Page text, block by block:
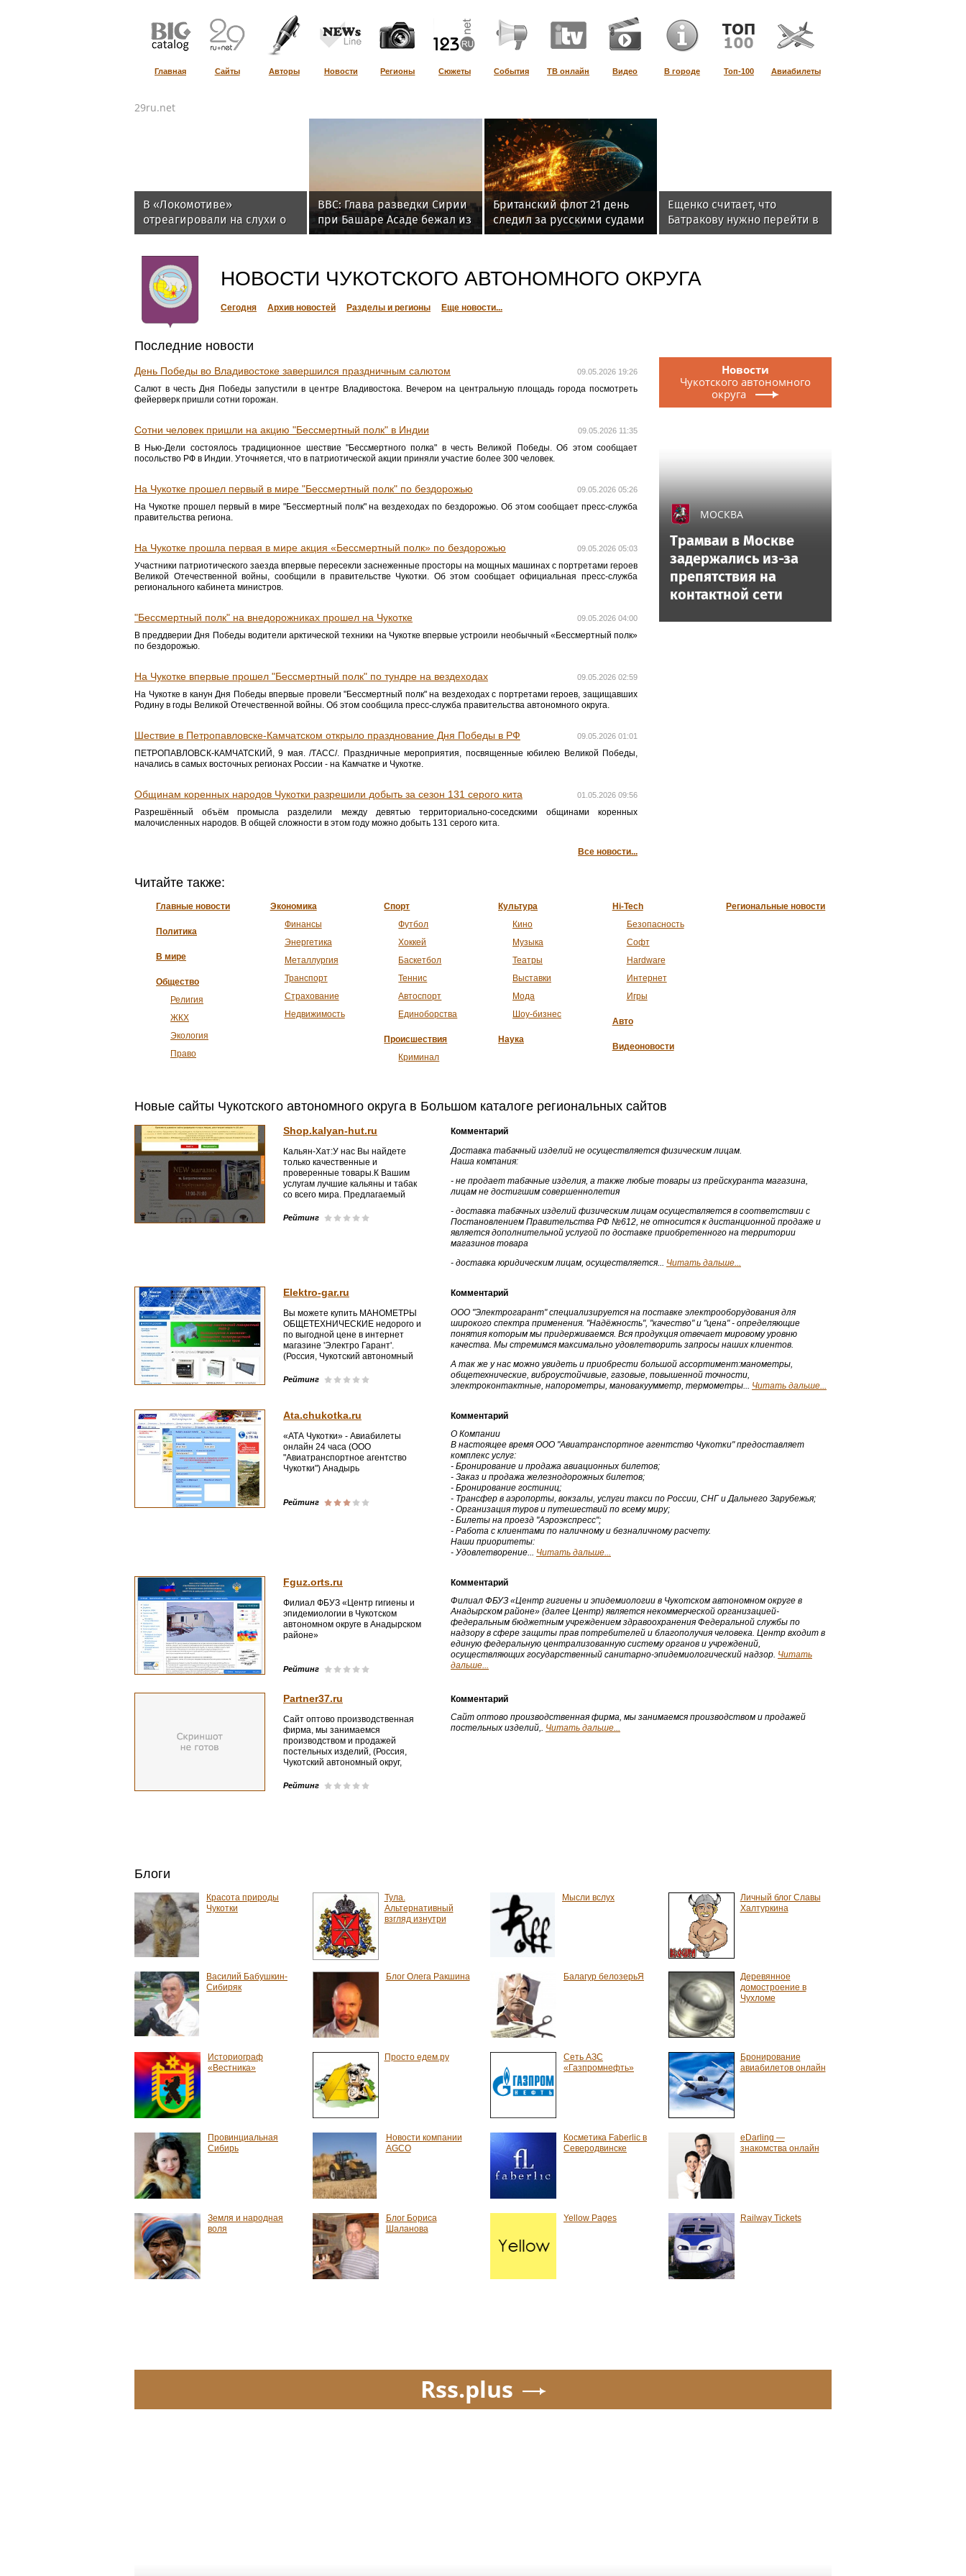
Главная Сайты Авторы Новости Регионы Сюжеты События ТВ онлайн Видео В городе Топ-100 Авиабилеты
29ru.net
В «Локомотиве»
отреагировали на слухи о
предложении по Батракову
BBC: Глава разведки Сирии
при Башаре Асаде бежал из
страны и живет в РФ
Британский флот 21 день
следил за русскими судами
в Атлантике
Ещенко считает, что
Батракову нужно перейти в
«Галатасарай»
НОВОСТИ ЧУКОТСКОГО АВТОНОМНОГО ОКРУГА
Сегодня Архив новостей Разделы и регионы Еще новости...
Последние новости
09.05.2026 19:26
День Победы во Владивостоке завершился праздничным салютом
Салют в честь Дня Победы запустили в центре Владивостока. Вечером на центральную площадь города посмотреть
фейерверк пришли сотни горожан.
09.05.2026 11:35
Сотни человек пришли на акцию "Бессмертный полк" в Индии
В Нью-Дели состоялось традиционное шествие "Бессмертного полка" в честь Великой Победы. Об этом сообщает
посольство РФ в Индии. Уточняется, что в патриотической акции приняли участие более 300 человек.
09.05.2026 05:26
На Чукотке прошел первый в мире "Бессмертный полк" по бездорожью
На Чукотке прошел первый в мире "Бессмертный полк" на вездеходах по бездорожью. Об этом сообщает пресс-служба
правительства региона.
09.05.2026 05:03
На Чукотке прошла первая в мире акция «Бессмертный полк» по бездорожью
Участники патриотического заезда впервые пересекли заснеженные просторы на мощных машинах с портретами героев
Великой Отечественной войны, сообщили в правительстве Чукотки. Об этом сообщает официальная пресс-служба
регионального кабинета министров.
09.05.2026 04:00
"Бессмертный полк" на внедорожниках прошел на Чукотке
В преддверии Дня Победы водители арктической техники на Чукотке впервые устроили необычный «Бессмертный полк»
по бездорожью.
09.05.2026 02:59
На Чукотке впервые прошел "Бессмертный полк" по тундре на вездеходах
На Чукотке в канун Дня Победы впервые провели "Бессмертный полк" на вездеходах с портретами героев, защищавших
Родину в годы Великой Отечественной войны. Об этом сообщила пресс-служба правительства автономного округа.
09.05.2026 01:01
Шествие в Петропавловске-Камчатском открыло празднование Дня Победы в РФ
ПЕТРОПАВЛОВСК-КАМЧАТСКИЙ, 9 мая. /ТАСС/. Праздничные мероприятия, посвященные юбилею Великой Победы,
начались в самых восточных регионах России - на Камчатке и Чукотке.
01.05.2026 09:56
Общинам коренных народов Чукотки разрешили добыть за сезон 131 серого кита
Разрешённый объём промысла разделили между девятью территориально-соседскими общинами коренных
малочисленных народов. В общей сложности в этом году можно добыть 131 серого кита.
Все новости...
Новости
Чукотского автономного
округа
МОСКВА
Трамваи в Москве
задержались из-за
препятствия на
контактной сети
Читайте также:
Главные новости
Политика
В мире
Общество
Религия
ЖКХ
Экология
Право
Экономика
Финансы
Энергетика
Металлургия
Транспорт
Страхование
Недвижимость
Спорт
Футбол
Хоккей
Баскетбол
Теннис
Автоспорт
Единоборства
Происшествия
Криминал
Культура
Кино
Музыка
Театры
Выставки
Мода
Шоу-бизнес
Наука
Hi-Tech
Безопасность
Софт
Hardware
Интернет
Игры
Авто
Видеоновости
Региональные новости
Новые сайты Чукотского автономного округа в Большом каталоге региональных сайтов
Shop.kalyan-hut.ru
Кальян-Хат:У нас Вы найдете
только качественные и
проверенные товары.К Вашим
услугам лучшие кальяны и табак
со всего мира. Предлагаемый
самый изысканный вкус, цены
Рейтинг
Комментарий
Доставка табачный изделий не осуществляется физическим лицам.
Наша компания:
- не продает табачные изделия, а также любые товары из прейскуранта магазина,
лицам не достигшим совершеннолетия
- доставка табачных изделий физическим лицам осуществляется в соответствии с
Постановлением Правительства РФ №612, не относится к дистанционной продаже и
является дополнительной услугой по доставке приобретенного на территории
магазинов товара
- доставка юридическим лицам, осуществляется... Читать дальше...
Elektro-gar.ru
Вы можете купить МАНОМЕТРЫ
ОБЩЕТЕХНИЧЕСКИЕ недорого и
по выгодной цене в интернет
магазине 'Электро Гарант'.
(Россия, Чукотский автономный
Рейтинг
Комментарий
ООО "Электрогарант" специализируется на поставке электрооборудования для
широкого спектра применения. "Надёжность", "качество" и "цена" - определяющие
понятия которым мы придерживаемся. Вся продукция отвечает мировому уровню
качества. Мы стремимся максимально удовлетворить запросы наших клиентов.
А так же у нас можно увидеть и приобрести большой ассортимент:манометры,
общетехнические, виброустойчивые, газовые, повышенной точности,
электроконтактные, напорометры, мановакуумметр, термометры... Читать дальше...
Ata.chukotka.ru
«АТА Чукотки» - Авиабилеты
онлайн 24 часа (ООО
"Авиатранспортное агентство
Чукотки") Анадырь
Рейтинг
Комментарий
О Компании
В настоящее время ООО "Авиатранспортное агентство Чукотки" предоставляет
комплекс услуг:
- Бронирование и продажа авиационных билетов;
- Заказ и продажа железнодорожных билетов;
- Бронирование гостиниц;
- Трансфер в аэропорты, вокзалы, услуги такси по России, СНГ и Дальнего Зарубежья;
- Организация туров и путешествий по всему миру;
- Билеты на проезд "Аэроэкспресс";
- Работа с клиентами по наличному и безналичному расчету.
Наши приоритеты:
- Удовлетворение... Читать дальше...
Fguz.orts.ru
Филиал ФБУЗ «Центр гигиены и
эпидемиологии в Чукотском
автономном округе в Анадырском
районе»
Рейтинг
Комментарий
Филиал ФБУЗ «Центр гигиены и эпидемиологии в Чукотском автономном округе в
Анадырском районе» (далее Центр) является некоммерческой организацией-
федеральным бюджетным учреждением здравоохранения Федеральной службы по
надзору в сфере защиты прав потребителей и благополучия человека. Центр входит в
единую федеральную централизованную систему органов и учреждений,
осуществляющих государственный санитарно-эпидемиологический надзор. Читать
дальше...
Partner37.ru
Сайт оптово производственная
фирма, мы занимаемся
производством и продажей
постельных изделий, (Россия,
Чукотский автономный округ,
Рейтинг
Комментарий
Сайт оптово производственная фирма, мы занимаемся производством и продажей
постельных изделий,. Читать дальше...
Блоги
Красота природы
Чукотки
Тула.
Альтернативный
взгляд изнутри
Мысли вслух
Личный блог Славы
Халтуркина
Василий Бабушкин-
Сибиряк
Блог Олега Ракшина Балагур белозерьЯ
Деревянное
домостроение в
Чухломе
Историограф
«Вестника»
Просто едем.ру
Сеть АЗС
«Газпромнефть»
Бронирование
авиабилетов онлайн
Провинциальная
Сибирь
Новости компании
AGCO
Косметика Faberlic в
Северодвинске
eDarling —
знакомства онлайн
Земля и народная
воля
Блог Бориса
Шаланова
Yellow Pages Railway Tickets
Rss.plus